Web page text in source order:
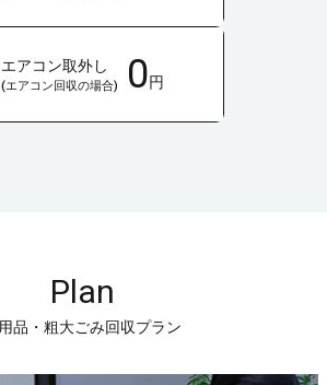
エアコン取外し
(エアコン回収の場合) 0円
Plan
品・粗大ごみ回収プラン